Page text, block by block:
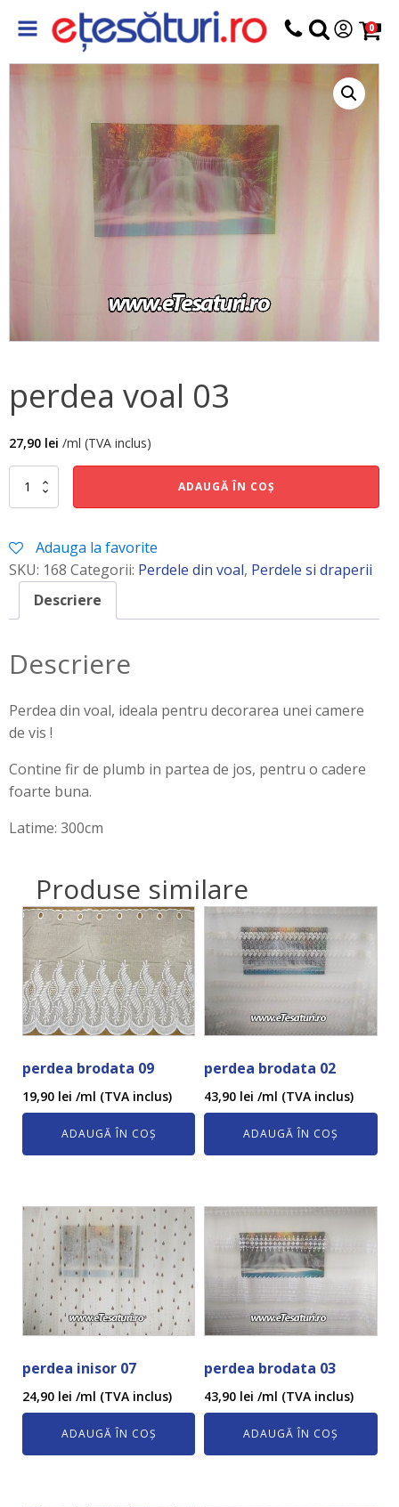
0
perdea voal 03
27,90 lei /ml (TVA inclus)
Cantitate
perdea
ADAUGĂ ÎN COȘ
Adauga la favorite
SKU: 168 Categorii: Perdele din voal, Perdele si draperii
Descriere
Descriere
Perdea din voal, ideala pentru decorarea unei camere
de vis !
Contine fir de plumb in partea de jos, pentru o cadere
foarte buna.
Latime: 300cm
Produse similare
perdea brodata 09
19,90 lei /ml (TVA inclus)
ADAUGĂ ÎN COȘ
perdea brodata 02
43,90 lei /ml (TVA inclus)
ADAUGĂ ÎN COȘ
perdea inisor 07
24,90 lei /ml (TVA inclus)
ADAUGĂ ÎN COȘ
perdea brodata 03
43,90 lei /ml (TVA inclus)
ADAUGĂ ÎN COȘ